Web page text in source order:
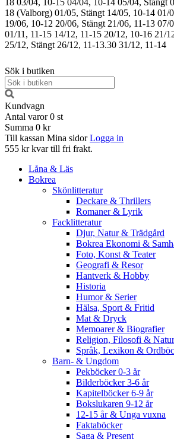
18 03/04, 10-15 04/04, 10-14 05/04, Stängt
18 (Valborg) 01/05, Stängt 14/05, 10-14 01/
19/06, 10-12 20/06, Stängt 21/06, 11-13 07/
01/11, 11-15 14/12, 11-15 20/12, 10-16 21/
25/12, Stängt 26/12, 11-13.30 31/12, 11-14
Sök i butiken
Kundvagn
Antal varor 0 st
Summa 0 kr
Till kassan Mina sidor Logga in
555 kr kvar till fri frakt.
Låna & Läs
Bokrea
Skönlitteratur
Deckare & Thrillers
Romaner & Lyrik
Facklitteratur
Djur, Natur & Trädgård
Bokrea Ekonomi &
Foto, Konst & Teater
Geografi & Resor
Hantverk & Hobby
Historia
Humor & Serier
Hälsa, Sport & Fritid
Mat & Dryck
Memoarer & Biografier
Religion, Filosofi &
Språk, Lexikon &
Barn- & Ungdom
Pekböcker 0-3 år
Bilderböcker 3-6 år
Kapitelböcker 6-9 år
Bokslukaren 9-12 år
12-15 år & Unga vuxna
Faktaböcker
Saga & Present